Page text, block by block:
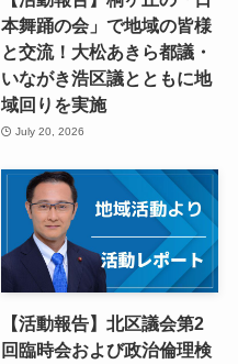
本舞踊の会」で地域の皆様
と交流！大松あきら都議・
いながき浩区議とともに地
域回りを実施
July 20, 2026
【活動報告】北区議会第2
回臨時会および政治倫理検